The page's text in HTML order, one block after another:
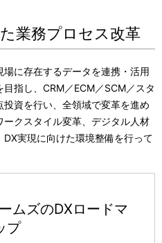
業務プロセス改革
に存在するデータを連携・活用
指し、CRM／ECM／SCM／スタ
資を行い、全領域で変革を進め
クスタイル変革、デジタル人材
実現に向けた環境整備を行って
ムズのDXロードマ
プ